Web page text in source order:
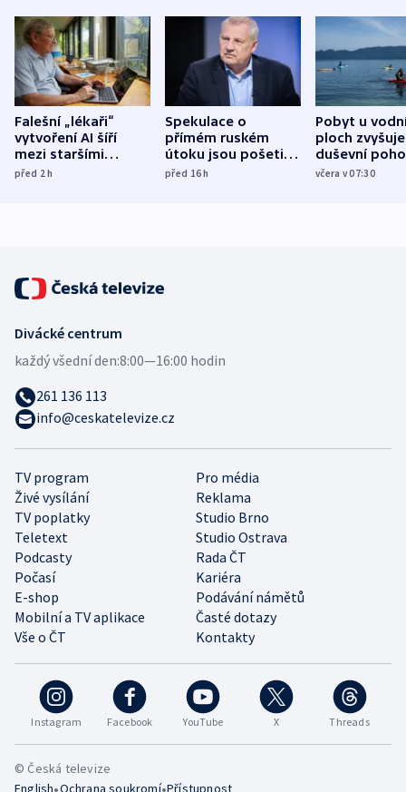
Falešní „lékaři“
vytvoření AI šíří
mezi staršími
Poláky nebezpečné
před 2h
Spekulace o
přímém ruském
útoku jsou pošetilé,
míní estonský
před 16h
Pobyt u
ploch zvyšuje
duševní
ukázala
včera v 07:30
Instagram Facebook YouTube X Threads
TV program
Pro média
Živé vysílání
Reklama
TV poplatky
Studio Brno
Teletext
Studio Ostrava
Podcasty
Rada ČT
Počasí
Kariéra
E-shop
Podávání námětů
Mobilní a TV aplikace
Časté dotazy
Vše o ČT
Kontakty
Divácké centrum
každý všední den:8:00—16:00 hodin
261 136 113
info@ceskatelevize.cz
© Česká televize
English•Ochrana soukromí•Přístupnost